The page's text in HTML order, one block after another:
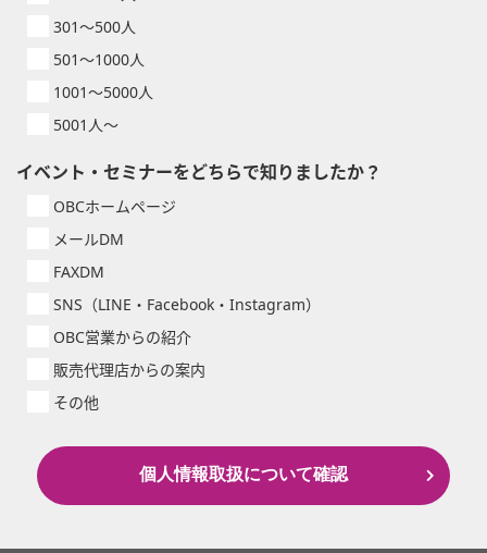
301～500人
501～1000人
1001～5000人
5001人～
イベント・セミナーをどちらで知りましたか？
OBCホームページ
メールDM
FAXDM
SNS（LINE・Facebook・Instagram）
OBC営業からの紹介
販売代理店からの案内
その他
個人情報取扱について確認